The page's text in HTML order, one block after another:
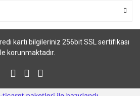
kartı bilgileriniz 256bit SSL sertifikası
korunmaktadır.